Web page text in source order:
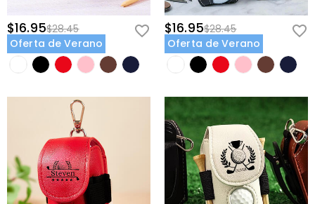
$16.95$28.45
Oferta de Verano
$16.95$28.45
Oferta de Verano